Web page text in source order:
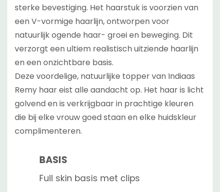
sterke bevestiging. Het haarstuk is voorzien van
een V-vormige haarlijn, ontworpen voor
natuurlijk ogende haar- groei en beweging. Dit
verzorgt een ultiem realistisch uitziende haarlijn
en een onzichtbare basis.
Deze voordelige, natuurlijke topper van Indiaas
Remy haar eist alle aandacht op. Het haar is licht
golvend en is verkrijgbaar in prachtige kleuren
die bij elke vrouw goed staan en elke huidskleur
complimenteren.
BASIS
Full skin basis met clips